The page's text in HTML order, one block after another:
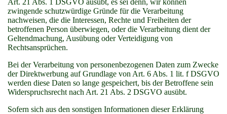
Art. 21 Abs. 1 DSGVO ausübt, es sei denn, wir können
zwingende schutzwürdige Gründe für die Verarbeitung
nachweisen, die die Interessen, Rechte und Freiheiten der
betroffenen Person überwiegen, oder die Verarbeitung dient der
Geltendmachung, Ausübung oder Verteidigung von
Rechtsansprüchen.
Bei der Verarbeitung von personenbezogenen Daten zum Zwecke
der Direktwerbung auf Grundlage von Art. 6 Abs. 1 lit. f DSGVO
werden diese Daten so lange gespeichert, bis der Betroffene sein
Widerspruchsrecht nach Art. 21 Abs. 2 DSGVO ausübt.
Sofern sich aus den sonstigen Informationen dieser Erklärung